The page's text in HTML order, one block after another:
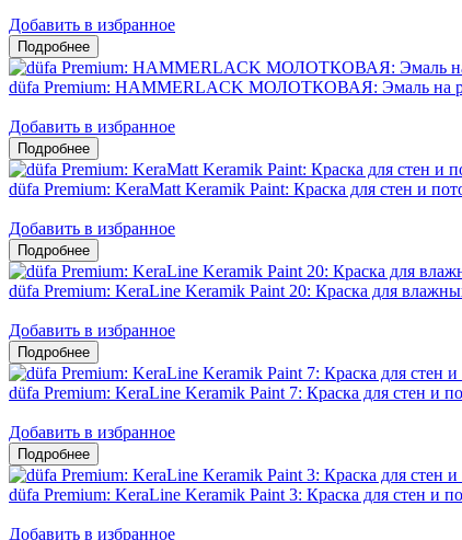
Добавить в избранное
düfa Premium: HAMMERLACK МОЛОТКОВАЯ: Эмаль на
Добавить в избранное
düfa Premium: KeraMatt Keramik Paint: Краска для стен и
Добавить в избранное
düfa Premium: KeraLine Keramik Paint 20: Краска для
Добавить в избранное
düfa Premium: KeraLine Keramik Paint 7: Краска для стен и
Добавить в избранное
düfa Premium: KeraLine Keramik Paint 3: Краска для стен и
Добавить в избранное